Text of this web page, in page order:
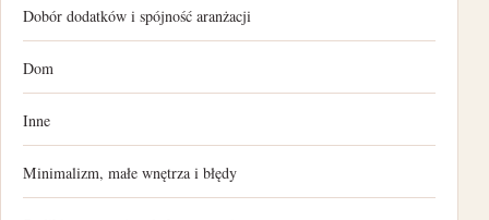
sierpień 2022
Dobór dodatków i spójność aranżacji
Dom
Inne
Minimalizm, małe wnętrza i błędy